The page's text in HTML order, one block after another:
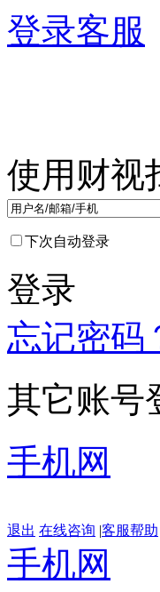
登录客服
使用财视
下次自动登录
登录
忘记密码
其它账号
手机网
退出 在线咨询 |客服帮助
手机网